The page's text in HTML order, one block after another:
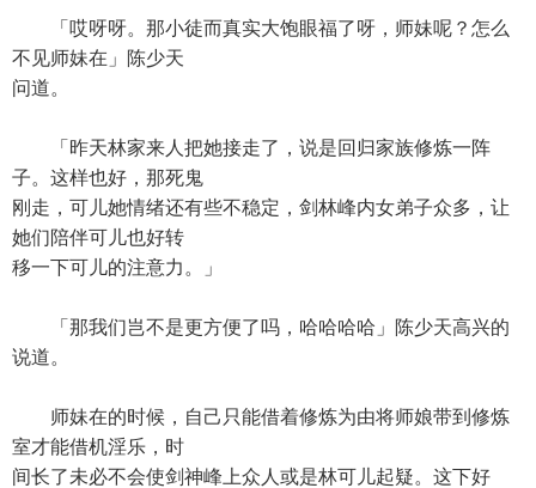
「哎呀呀。那小徒而真实大饱眼福了呀，师妹呢？怎么
不见师妹在」陈少天
问道。
「昨天林家来人把她接走了，说是回归家族修炼一阵
子。这样也好，那死鬼
刚走，可儿她情绪还有些不稳定，剑林峰内女弟子众多，让
她们陪伴可儿也好转
移一下可儿的注意力。」
「那我们岂不是更方便了吗，哈哈哈哈」陈少天高兴的
说道。
师妹在的时候，自己只能借着修炼为由将师娘带到修炼
室才能借机淫乐，时
间长了未必不会使剑神峰上众人或是林可儿起疑。这下好